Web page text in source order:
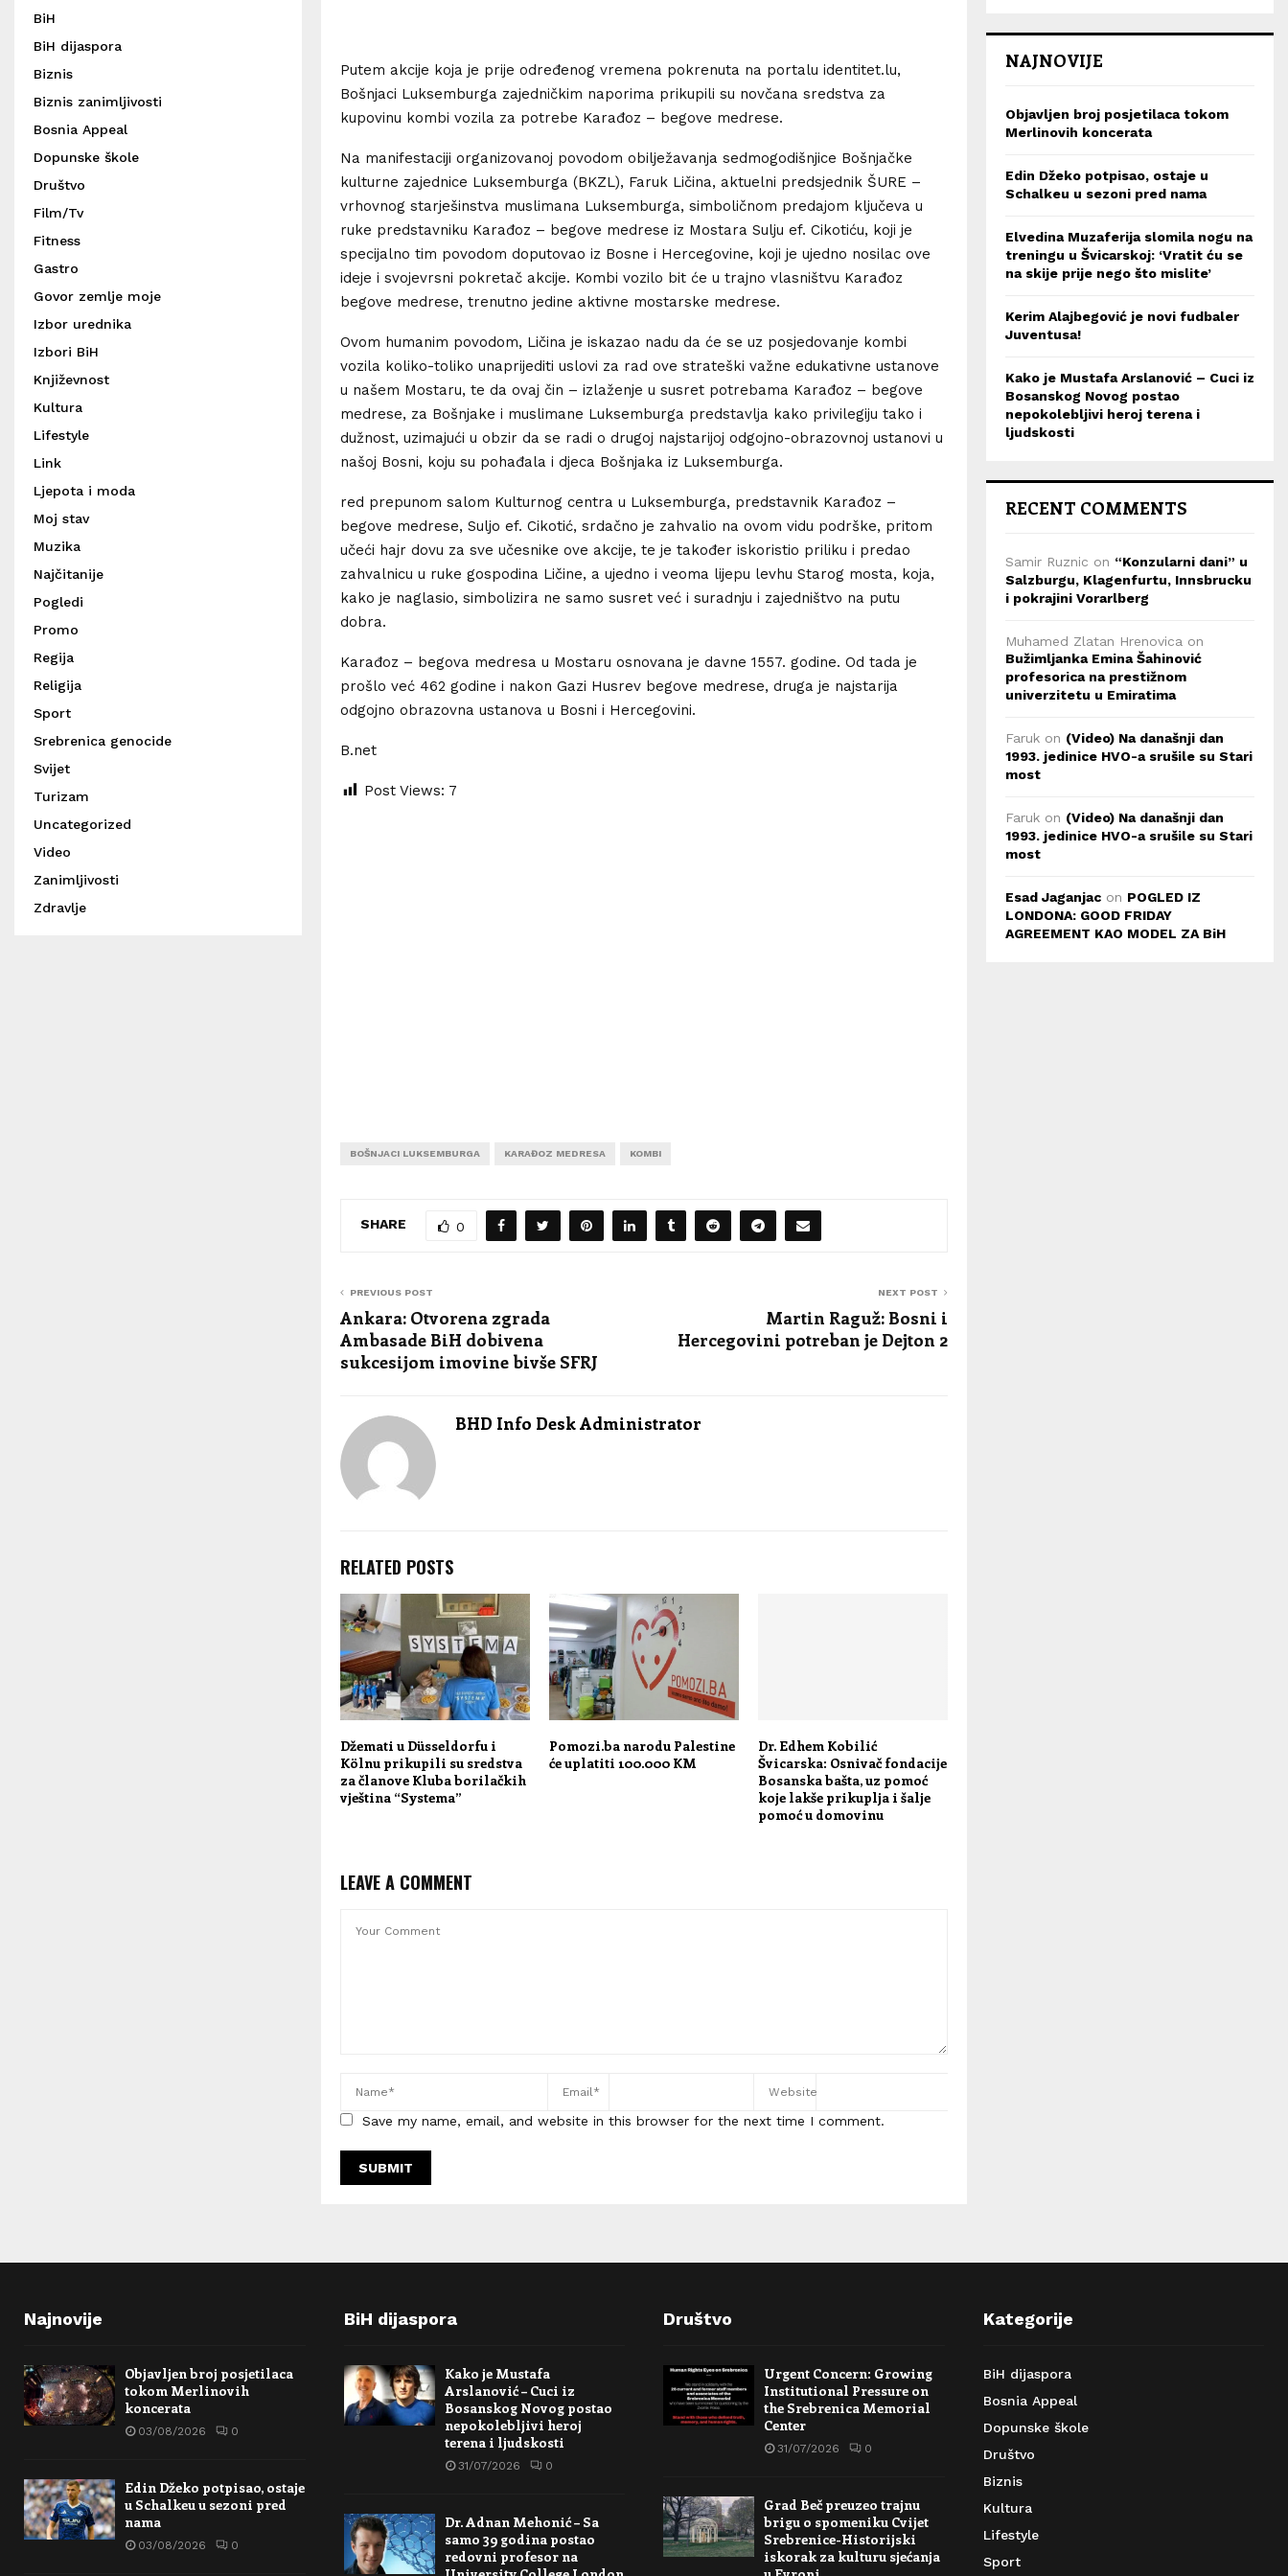
Putem akcije koja je prije određenog vremena pokrenuta na portalu identitet.lu,
Bošnjaci Luksemburga zajedničkim naporima prikupili su novčana sredstva za
kupovinu kombi vozila za potrebe Karađoz – begove medrese.
Na manifestaciji organizovanoj povodom obilježavanja sedmogodišnjice Bošnjačke
kulturne zajednice Luksemburga (BKZL), Faruk Ličina, aktuelni predsjednik ŠURE –
vrhovnog starješinstva muslimana Luksemburga, simboličnom predajom ključeva u
ruke predstavniku Karađoz – begove medrese iz Mostara Sulju ef. Cikotiću, koji je
specijalno tim povodom doputovao iz Bosne i Hercegovine, koji je ujedno nosilac ove
ideje i svojevrsni pokretač akcije. Kombi vozilo bit će u trajno vlasništvu Karađoz
begove medrese, trenutno jedine aktivne mostarske medrese.
Ovom humanim povodom, Ličina je iskazao nadu da će se uz posjedovanje kombi
vozila koliko-toliko unaprijediti uslovi za rad ove strateški važne edukativne ustanove
u našem Mostaru, te da ovaj čin – izlaženje u susret potrebama Karađoz – begove
medrese, za Bošnjake i muslimane Luksemburga predstavlja kako privilegiju tako i
dužnost, uzimajući u obzir da se radi o drugoj najstarijoj odgojno-obrazovnoj ustanovi u
našoj Bosni, koju su pohađala i djeca Bošnjaka iz Luksemburga.
red prepunom salom Kulturnog centra u Luksemburga, predstavnik Karađoz –
begove medrese, Suljo ef. Cikotić, srdačno je zahvalio na ovom vidu podrške, pritom
učeći hajr dovu za sve učesnike ove akcije, te je također iskoristio priliku i predao
zahvalnicu u ruke gospodina Ličine, a ujedno i veoma lijepu levhu Starog mosta, koja,
kako je naglasio, simbolizira ne samo susret već i suradnju i zajedništvo na putu
dobra.
Karađoz – begova medresa u Mostaru osnovana je davne 1557. godine. Od tada je
prošlo već 462 godine i nakon Gazi Husrev begove medrese, druga je najstarija
odgojno obrazovna ustanova u Bosni i Hercegovini.
B.net
Post Views: 7
BOŠNJACI LUKSEMBURGA KARAĐOZ MEDRESA KOMBI
SHARE 0
PREVIOUS POST
Ankara: Otvorena zgrada
Ambasade BiH dobivena
sukcesijom imovine bivše SFRJ
NEXT POST
Martin Raguž: Bosni i
Hercegovini potreban je Dejton 2
BHD Info Desk Administrator
RELATED POSTS
Džemati u Düsseldorfu i
Kölnu prikupili su sredstva
za članove Kluba borilačkih
vještina “Systema”
Pomozi.ba narodu Palestine
će uplatiti 100.000 KM
Dr. Edhem Kobilić
Švicarska: Osnivač fondacije
Bosanska bašta, uz pomoć
koje lakše prikuplja i šalje
pomoć u domovinu
LEAVE A COMMENT
Save my name, email, and website in this browser for the next time I comment.
BiH
BiH dijaspora
Biznis
Biznis zanimljivosti
Bosnia Appeal
Dopunske škole
Društvo
Film/Tv
Fitness
Gastro
Govor zemlje moje
Izbor urednika
Izbori BiH
Književnost
Kultura
Lifestyle
Link
Ljepota i moda
Moj stav
Muzika
Najčitanije
Pogledi
Promo
Regija
Religija
Sport
Srebrenica genocide
Svijet
Turizam
Uncategorized
Video
Zanimljivosti
Zdravlje
NAJNOVIJE
Objavljen broj posjetilaca tokom
Merlinovih koncerata
Edin Džeko potpisao, ostaje u
Schalkeu u sezoni pred nama
Elvedina Muzaferija slomila nogu na
treningu u Švicarskoj: ‘Vratit ću se
na skije prije nego što mislite’
Kerim Alajbegović je novi fudbaler
Juventusa!
Kako je Mustafa Arslanović – Cuci iz
Bosanskog Novog postao
nepokolebljivi heroj terena i
ljudskosti
RECENT COMMENTS
Samir Ruznic on “Konzularni dani” u
Salzburgu, Klagenfurtu, Innsbrucku
i pokrajini Vorarlberg
Muhamed Zlatan Hrenovica on
Bužimljanka Emina Šahinović
profesorica na prestižnom
univerzitetu u Emiratima
Faruk on (Video) Na današnji dan
1993. jedinice HVO-a srušile su Stari
most
Faruk on (Video) Na današnji dan
1993. jedinice HVO-a srušile su Stari
most
Esad Jaganjac on POGLED IZ
LONDONA: GOOD FRIDAY
AGREEMENT KAO MODEL ZA BiH
Najnovije
Objavljen broj posjetilaca
tokom Merlinovih
koncerata
03/08/2026 0
Edin Džeko potpisao, ostaje
u Schalkeu u sezoni pred
nama
03/08/2026 0
BiH dijaspora
Kako je Mustafa
Arslanović – Cuci iz
Bosanskog Novog postao
nepokolebljivi heroj
terena i ljudskosti
31/07/2026 0
Dr. Adnan Mehonić – Sa
samo 39 godina postao
redovni profesor na
Društvo
Urgent Concern: Growing
Institutional Pressure on
the Srebrenica Memorial
Center
31/07/2026 0
Grad Beč preuzeo trajnu
brigu o spomeniku Cvijet
Srebrenice-Historijski
iskorak za kulturu sjećanja
Kategorije
BiH dijaspora
Bosnia Appeal
Dopunske škole
Društvo
Biznis
Kultura
Lifestyle
Sport